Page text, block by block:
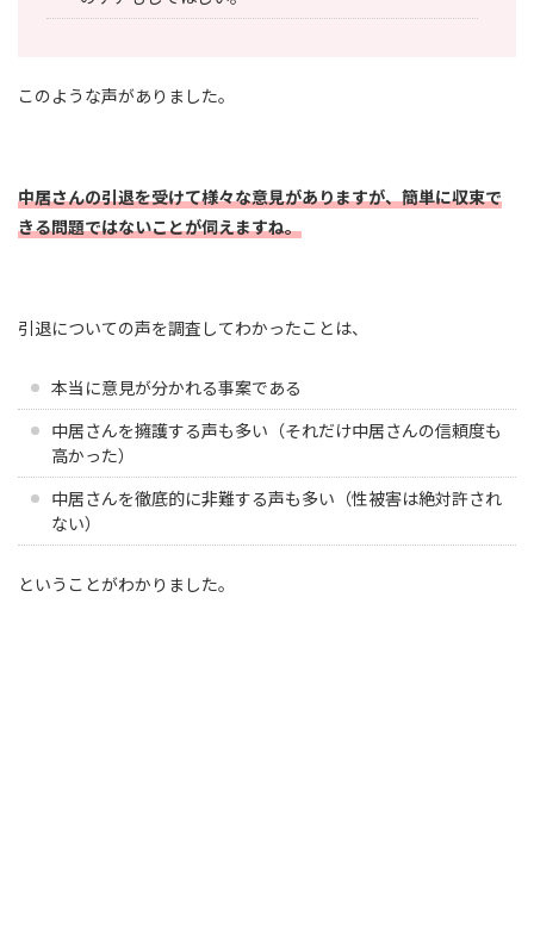
このような声がありました。
中居さんの引退を受けて様々な意見がありますが、簡単に収束で
きる問題ではないことが伺えますね。
引退についての声を調査してわかったことは、
本当に意見が分かれる事案である
中居さんを擁護する声も多い（それだけ中居さんの信頼度も
高かった）
中居さんを徹底的に非難する声も多い（性被害は絶対許され
ない）
ということがわかりました。